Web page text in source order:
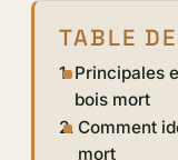
TABLE
Principales
bois mort
Comment
mort